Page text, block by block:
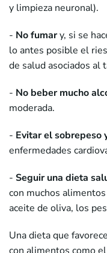
y limpieza neuronal).
- No fumary, si se
lo antes posible el
de salud asociados al
- No beber mucho
moderada.
- Evitar el sobrepeso
enfermedades
- Seguir una dieta
con muchos
aceite de oliva, los
Una dieta que